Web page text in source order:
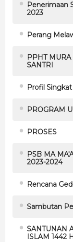
Penerimaan
2023
Perang
PPHT
SANTRI
Profil
PROGRAM
PROSES
PSB MA
2023-2024
Rencana
Sambutan
SANTUNAN
ISLAM 1442